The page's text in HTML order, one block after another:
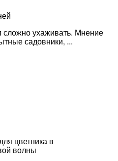
сложно ухаживать. Мнение
садовники, ...
цветника в
волны